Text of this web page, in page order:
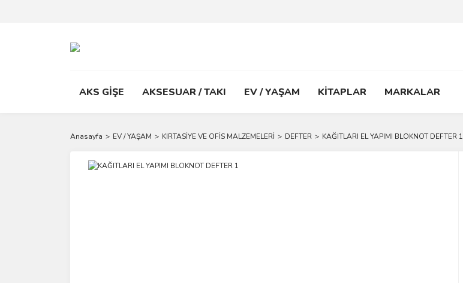
AKS GİŞE AKSESUAR / TAKI EV / YAŞAM KİTAPLAR MARKALAR
Anasayfa EV / YAŞAM KIRTASİYE VE OFİS MALZEMELERİ DEFTER KAĞITLARI EL YAPIMI BLOKNOT DEFTER 1